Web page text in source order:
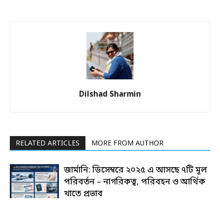
Dilshad Sharmin
RELATED ARTICLES MORE FROM AUTHOR
জার্মানি: ডিসেম্বরে ২০২৫ এ আসছে ৭টি মূল
পরিবর্তন – নাগরিকত্ব, পরিবহন ও আর্থিক
খাতে প্রভাব